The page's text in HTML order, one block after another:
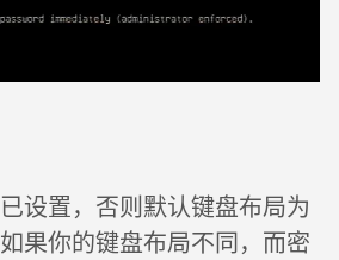
设置，否则默认键盘布局为
果你的键盘布局不同，而密